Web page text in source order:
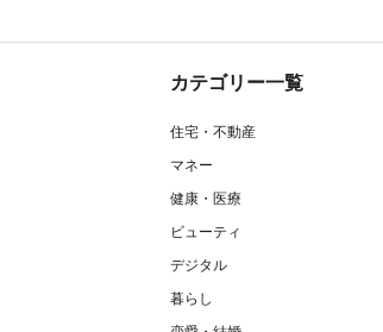
カテゴリー一覧
住宅・不動産
マネー
健康・医療
ビューティ
デジタル
暮らし